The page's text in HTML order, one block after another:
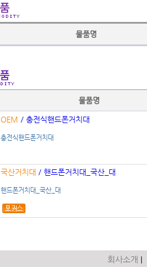
물품명
물품명
OEM / 충전식핸드폰거치대
충전식핸드폰거치대
국산거치대 / 핸드폰거치대_국산_대
핸드폰거치대_국산_대
회사소개